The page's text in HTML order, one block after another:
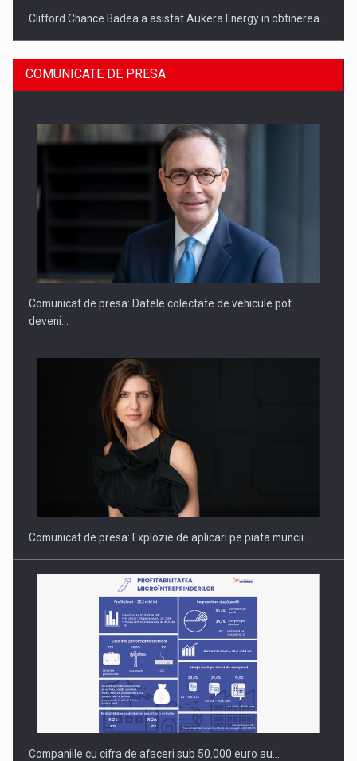
Clifford Chance Badea a asistat Aukera Energy in obtinerea…
SAPTE PERSONALITATI DIN MEDIUL DE AFACERI, ACADEMIC
Hard Enduro Piatra Craiului 2026, fueled by benzinariile RO…
COMUNICATE DE PRESA
Comunicat de presa: Datele colectate de vehicule pot
deveni…
Comunicat de presa: Explozie de aplicari pe piata muncii…
Companiile cu cifra de afaceri sub 50.000 euro au…